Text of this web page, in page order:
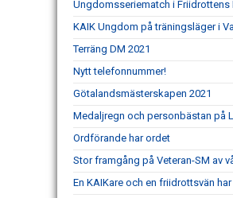
Ungdomsseriematch i Friidrottens
KAIK Ungdom på träningsläger i
Terräng DM 2021
Nytt telefonnummer!
Götalandsmästerskapen 2021
Medaljregn och personbästan på
Ordförande har ordet
Stor framgång på Veteran-SM av
En KAIKare och en friidrottsvän